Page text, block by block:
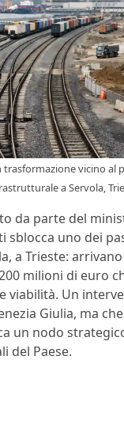
trasformazione vicino al
a Servola,
da parte del
sblocca uno dei
a Trieste:
milioni di euro
viabilità. Un
Giulia, ma
un nodo
del Paese.